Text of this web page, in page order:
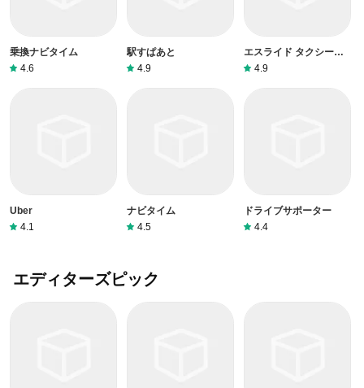
乗換ナビタイム
4.6
駅すぱあと
4.9
エスライド タクシーア
プリ
4.9
Uber
4.1
ナビタイム
4.5
ドライブサポーター
4.4
エディターズピック